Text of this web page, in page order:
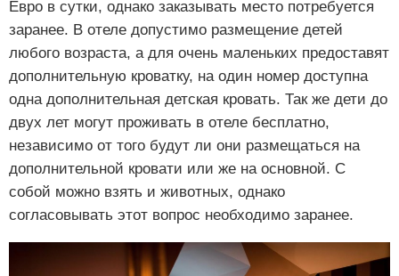
Евро в сутки, однако заказывать место потребуется
заранее. В отеле допустимо размещение детей
любого возраста, а для очень маленьких предоставят
дополнительную кроватку, на один номер доступна
одна дополнительная детская кровать. Так же дети до
двух лет могут проживать в отеле бесплатно,
независимо от того будут ли они размещаться на
дополнительной кровати или же на основной. С
собой можно взять и животных, однако
согласовывать этот вопрос необходимо заранее.